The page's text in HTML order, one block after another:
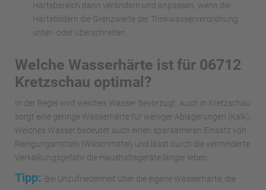
Härtebereich dann verändern und anpassen, wenn die
Härtebildern die Grenzwerte der Trinkwasserverordnung
unter- oder überschreiten.
Welche Wasserhärte ist für 06712
Kretzschau optimal?
In der Regel wird weiches Wasser bevorzugt. Auch in Kretzschau
sorgt eine geringe Wasserhärte für weniger Ablagerungen (Kalk).
Weiches Wasser bedeutet auch einen sparsameren Einsatz von
Reingungsmitteln (Waschmittel) und lässt durch die verminderte
Verkalkungsgefahr die Haushaltsgeräte länger leben.
Tipp: Bei Unzufriedenheit über die eigene Wasserhärte, die